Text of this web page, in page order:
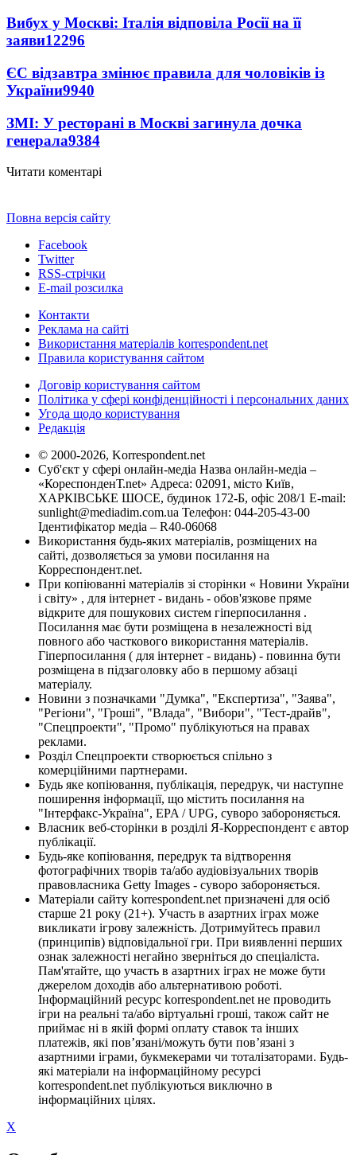
Вибух у Москві: Італія відповіла Росії на її
заяви12296
ЄС відзавтра змінює правила для чоловіків із
України9940
ЗМІ: У ресторані в Москві загинула дочка
генерала9384
Читати коментарі
Повна версія сайту
Facebook
Twitter
RSS-стрічки
E-mail розсилка
Контакти
Реклама на сайті
Використання матеріалів korrespondent.net
Правила користування сайтом
Договір користування сайтом
Політика у сфері конфіденційності і персональних даних
Угода щодо користування
Редакція
© 2000-2026, Korrespondent.net
Суб'єкт у сфері онлайн-медіа Назва онлайн-медіа –
«КореспонденТ.net» Адреса: 02091, місто Київ,
ХАРКІВСЬКЕ ШОСЕ, будинок 172-Б, офіс 208/1 E-mail:
sunlight@mediadim.com.ua Телефон: 044-205-43-00
Ідентифікатор медіа – R40-06068
Використання будь-яких матеріалів, розміщених на
сайті, дозволяється за умови посилання на
Корреспондент.net.
При копіюванні матеріалів зі сторінки « Новини України
і світу» , для інтернет - видань - обов'язкове пряме
відкрите для пошукових систем гіперпосилання .
Посилання має бути розміщена в незалежності від
повного або часткового використання матеріалів.
Гіперпосилання ( для інтернет - видань) - повинна бути
розміщена в підзаголовку або в першому абзаці
матеріалу.
Новини з позначками "Думка", "Експертиза", "Заява",
"Регіони", "Гроші", "Влада", "Вибори", "Тест-драйв",
"Спецпроекти", "Промо" публікуються на правах
реклами.
Розділ Спецпроекти створюється спільно з
комерційними партнерами.
Будь яке копіювання, публікація, передрук, чи наступне
поширення інформації, що містить посилання на
"Інтерфакс-Україна", EPA / UPG, суворо забороняється.
Власник веб-сторінки в розділі Я-Корреспондент є автор
публікації.
Будь-яке копіювання, передрук та відтворення
фотографічних творів та/або аудіовізуальних творів
правовласника Getty Images - суворо забороняється.
Матеріали сайту korrespondent.net призначені для осіб
старше 21 року (21+). Участь в азартних іграх може
викликати ігрову залежність. Дотримуйтесь правил
(принципів) відповідальної гри. При виявленні перших
ознак залежності негайно зверніться до спеціаліста.
Пам'ятайте, що участь в азартних іграх не може бути
джерелом доходів або альтернативою роботі.
Інформаційний ресурс korrespondent.net не проводить
ігри на реальні та/або віртуальні гроші, також сайт не
приймає ні в якій формі оплату ставок та інших
платежів, які пов’язані/можуть бути пов’язані з
азартними іграми, букмекерами чи тоталізаторами. Будь-
які матеріали на інформаційному ресурсі
korrespondent.net публікуються виключно в
інформаційних цілях.
X